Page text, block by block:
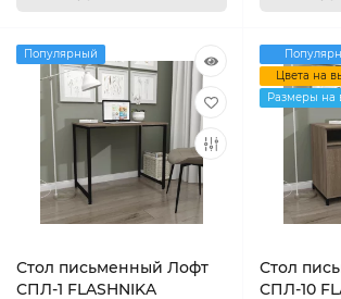
Популярный
Стол письменный Лофт
СПЛ-1 FLASHNIKA
Цвета на
Размеры на
Стол
СПЛ-10